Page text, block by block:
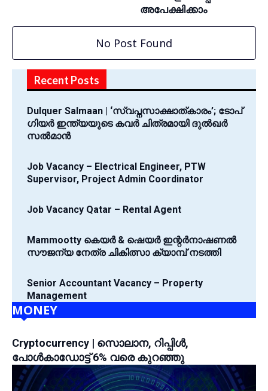
അപേക്ഷിക്കാം
No Post Found
Recent Posts
Dulquer Salmaan | ‘സ്വപ്നസാക്ഷാത്കാരം’; ടോപ്
ഗിയർ ഇന്ത്യയുടെ കവർ ചിത്രമായി ദുൽഖർ
സൽമാൻ
Job Vacancy – Electrical Engineer, PTW
Supervisor, Project Admin Coordinator
Job Vacancy Qatar – Rental Agent
Mammootty കെയർ & ഷെയർ ഇന്റർനാഷണൽ
സൗജന്യ നേത്ര ചികിത്സാ ക്യാമ്പ് നടത്തി
Senior Accountant Vacancy – Property
Management
MONEY
Cryptocurrency | സൊലാന, റിപ്പിൾ,
പോൾകാഡോട്ട് 6% വരെ കുറഞ്ഞു